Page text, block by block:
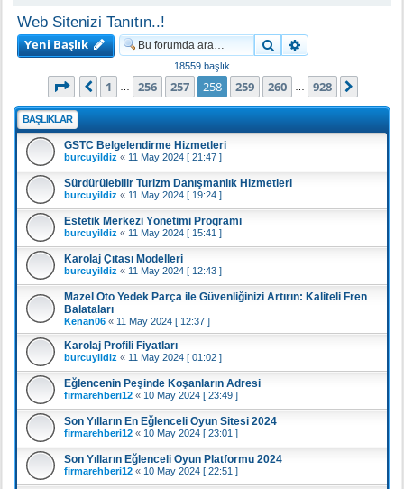
Web Sitenizi Tanıtın..!
Yeni Başlık
Ara
18559 başlık
258. sayfa (Toplam928 sayfa)
Önceki
1 256 257 258 259 260 928
BAŞLIKLAR
GSTC Belgelendirme Hizmetleri
burcuyildiz « 11 May 2024 [ 21:47 ]
Sürdürülebilir Turizm Danışmanlık Hizmetleri
burcuyildiz « 11 May 2024 [ 19:24 ]
Estetik Merkezi Yönetimi Programı
burcuyildiz « 11 May 2024 [ 15:41 ]
Karolaj Çıtası Modelleri
burcuyildiz « 11 May 2024 [ 12:43 ]
Mazel Oto Yedek Parça ile Güvenliğinizi Artırın: Kaliteli Fren
Balataları
Kenan06 « 11 May 2024 [ 12:37 ]
Karolaj Profili Fiyatları
burcuyildiz « 11 May 2024 [ 01:02 ]
Eğlencenin Peşinde Koşanların Adresi
firmarehberi12 « 10 May 2024 [ 23:49 ]
Son Yılların En Eğlenceli Oyun Sitesi 2024
firmarehberi12 « 10 May 2024 [ 23:01 ]
Son Yılların Eğlenceli Oyun Platformu 2024
firmarehberi12 « 10 May 2024 [ 22:51 ]